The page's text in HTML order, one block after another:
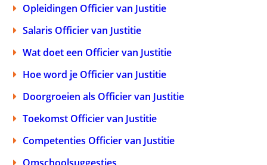
Opleidingen Officier van Justitie
Salaris Officier van Justitie
Wat doet een Officier van Justitie
Hoe word je Officier van Justitie
Doorgroeien als Officier van Justitie
Toekomst Officier van Justitie
Competenties Officier van Justitie